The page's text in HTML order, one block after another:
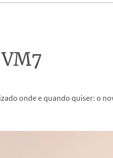
onde e quando quiser: o